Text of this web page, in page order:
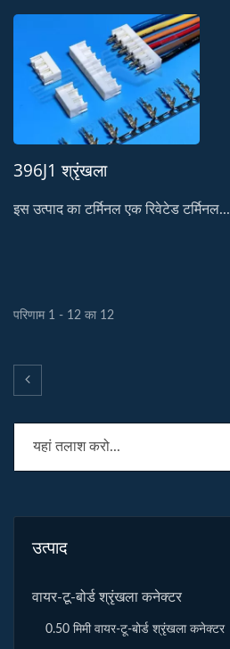
396J1 श्रृंखला
इस उत्पाद का टर्मिनल एक रिवेटेड टर्मिनल...
परिणाम 1 - 12 का 12
उत्पाद
वायर-टू-बोर्ड श्रृंखला कनेक्टर
0.50 मिमी वायर-टू-बोर्ड श्रृंखला कनेक्टर